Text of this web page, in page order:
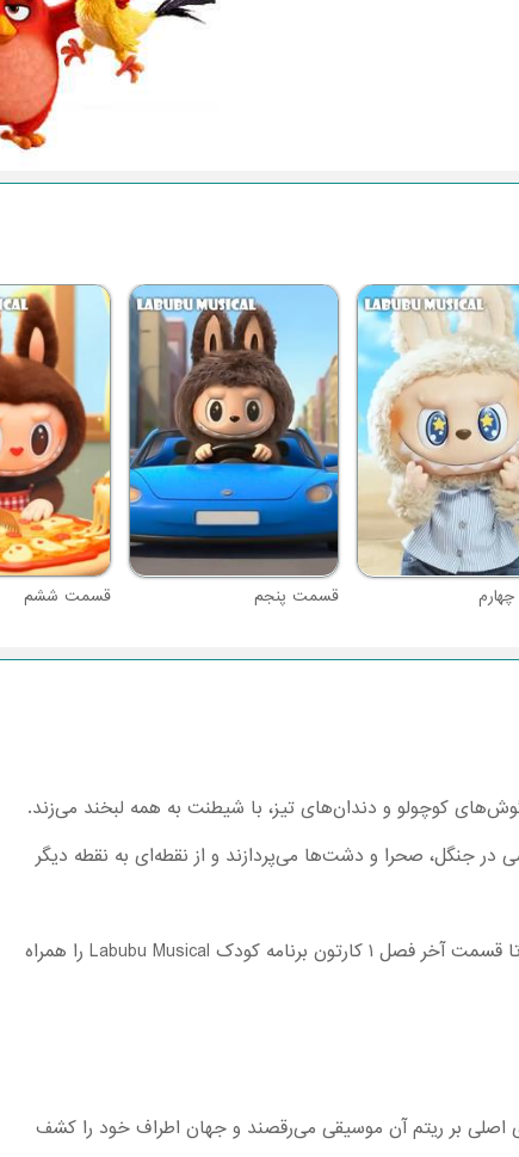
قسمت پنجم قسمت ششم
کوچولو و دندان‌های تیز، با شیطنت به همه لبخند می‌زند.
در جنگل، صحرا و دشت‌ها می‌پردازند و از نقطه‌ای به نقطه دیگر
اگر شما هم می‌خواهید از ماجراهای مختلف لبوبوها باخبر شوید، تماشا قسمت اول تا قسمت آخر فصل ۱ کارتون برنامه کودک Labubu Musical را همراه
اصلی بر ریتم آن موسیقی می‌رقصند و جهان اطراف خود را کشف